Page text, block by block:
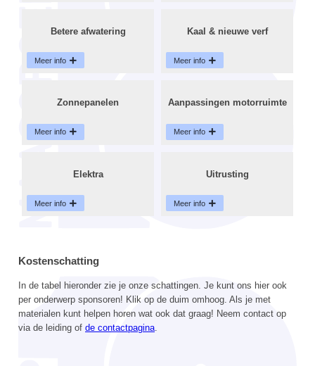
Betere afwatering
Meer info
Kaal & nieuwe verf
Meer info
Zonnepanelen
Meer info
Aanpassingen motorruimte
Meer info
Elektra
Meer info
Uitrusting
Meer info
Kostenschatting
In de tabel hieronder zie je onze schattingen. Je kunt ons hier ook
per onderwerp sponsoren! Klik op de duim omhoog. Als je met
materialen kunt helpen horen wat ook dat graag! Neem contact op
via de leiding of de contactpagina